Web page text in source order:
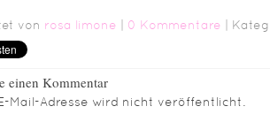
von rosa limone 0 Kommentare |
einen Kommentar
Mail-Adresse wird nicht veröffentlicht.